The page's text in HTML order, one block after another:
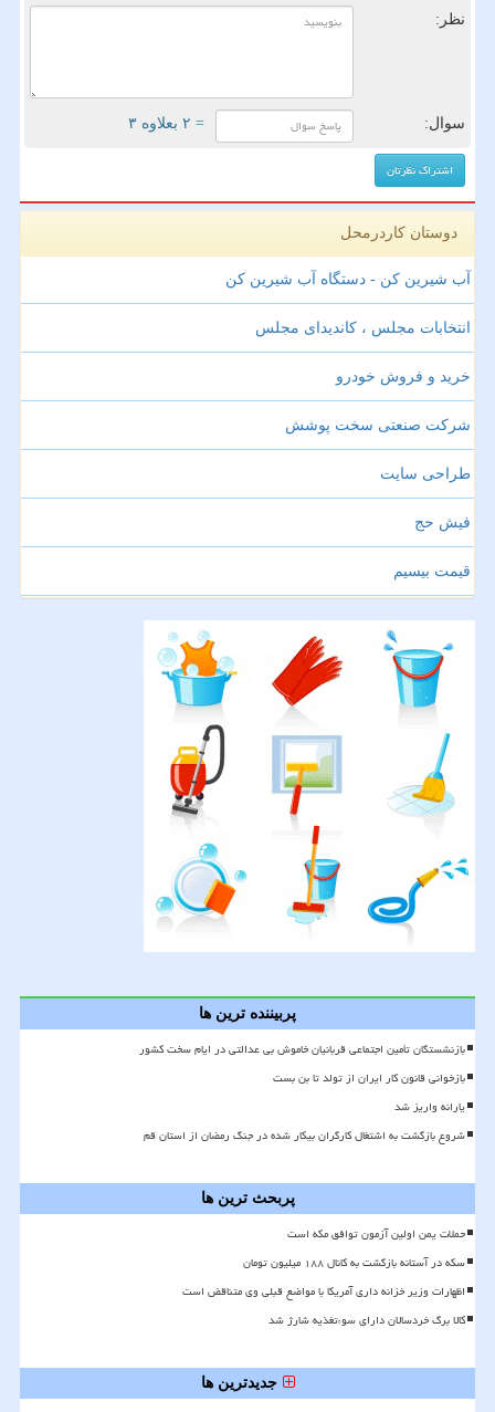
نظر:
سوال: = ۲ بعلاوه ۳
دوستان کاردرمحل
آب شیرین کن - دستگاه آب شیرین کن
انتخابات مجلس ، کاندیدای مجلس
خرید و فروش خودرو
شرکت صنعتی سخت پوشش
طراحی سایت
فیش حج
قیمت بیسیم
پربیننده ترین ها
بازنشستگان تأمین اجتماعی قربانیان خاموش بی عدالتی در ایام سخت کشور
بازخوانی قانون کار ایران از تولد تا بن بست
یارانه واریز شد
شروع بازگشت به اشتغال کارگران بیکار شده در جنگ رمضان از استان قم
پربحث ترین ها
حملات یمن اولین آزمون توافق مکه است
سکه در آستانه بازگشت به کانال ۱۸۸ میلیون تومان
اظهارات وزیر خزانه داری آمریکا با مواضع قبلی وی متناقض است
کالا برگ خردسالان دارای سوءتغذیه شارژ شد
جدیدترین ها